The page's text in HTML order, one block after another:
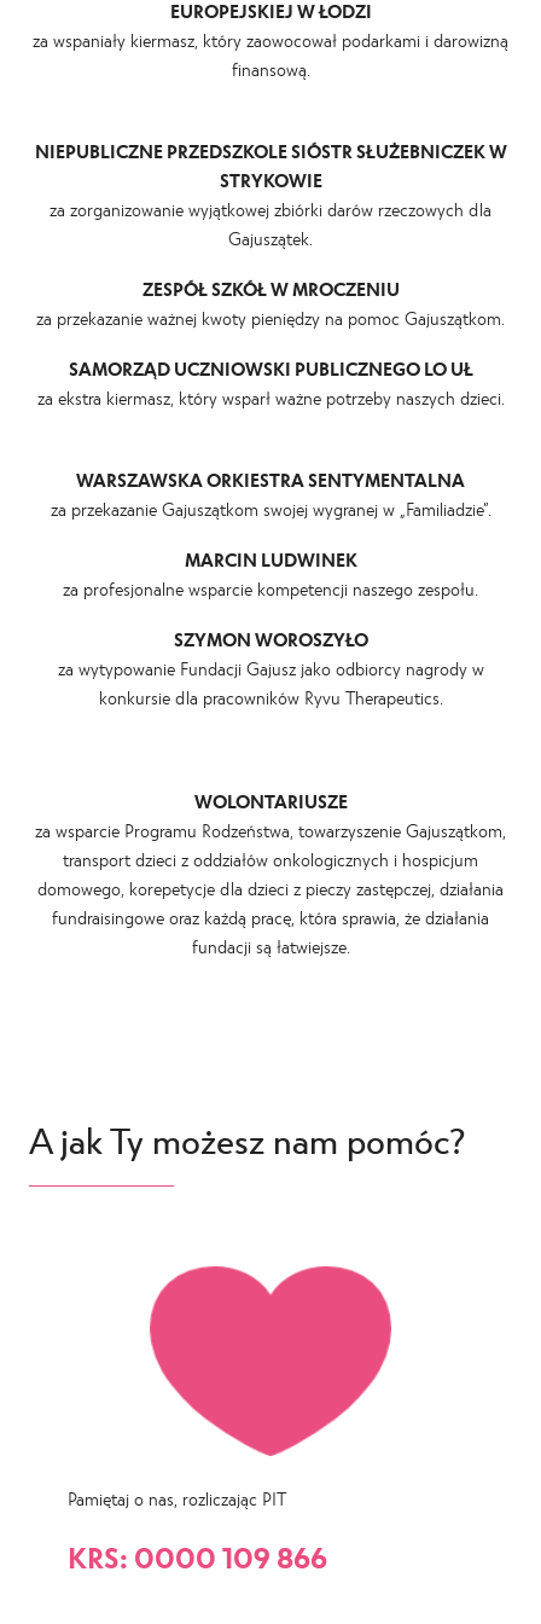
EUROPEJSKIEJ W ŁODZI
za wspaniały kiermasz, który zaowocował podarkami i darowizną
finansową.
NIEPUBLICZNE PRZEDSZKOLE SIÓSTR SŁUŻEBNICZEK W
STRYKOWIE
za zorganizowanie wyjątkowej zbiórki darów rzeczowych dla
Gajuszątek.
ZESPÓŁ SZKÓŁ W MROCZENIU
za przekazanie ważnej kwoty pieniędzy na pomoc Gajuszątkom.
SAMORZĄD UCZNIOWSKI PUBLICZNEGO LO UŁ
za ekstra kiermasz, który wsparł ważne potrzeby naszych dzieci.
WARSZAWSKA ORKIESTRA SENTYMENTALNA
za przekazanie Gajuszątkom swojej wygranej w „Familiadzie”.
MARCIN LUDWINEK
za profesjonalne wsparcie kompetencji naszego zespołu.
SZYMON WOROSZYŁO
za wytypowanie Fundacji Gajusz jako odbiorcy nagrody w
konkursie dla pracowników Ryvu Therapeutics.
WOLONTARIUSZE
za wsparcie Programu Rodzeństwa, towarzyszenie Gajuszątkom,
transport dzieci z oddziałów onkologicznych i hospicjum
domowego, korepetycje dla dzieci z pieczy zastępczej, działania
fundraisingowe oraz każdą pracę, która sprawia, że działania
fundacji są łatwiejsze.
A jak Ty możesz nam pomóc?
Pamiętaj o nas, rozliczając PIT
KRS: 0000 109 866